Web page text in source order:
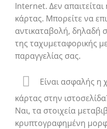
Internet. Δεν
κάρτας. Μπορείτε να
αντικαταβολή, δηλαδή
της ταχυμεταφορικής
παραγγελίας σας.
Είναι ασφαλής η
κάρτας στην
Ναι, τα στοιχεία
κρυπτογραφημένη